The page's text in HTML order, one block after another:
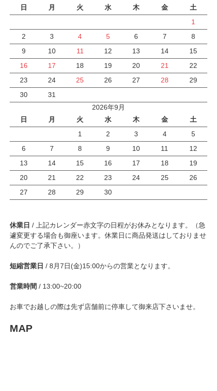
日
月 火 水 木 金
土
1
2
3 4 5 6 7
8
9
10 11 12 13 14
15
16
17 18 19 20 21
22
23
24 25 26 27 28
29
30
31
2026年9月
日
月 火 水 木 金
土
1
2 3 4
5
6
7 8 9 10 11
12
13
14 15 16 17 18
19
20
21 22 23 24 25
26
27
28 29 30
休業日 / 上記カレンダー赤文字の日程がお休みとなります。（急
遽変更する場合も御座います。休業日に商品発送はしておりませ
んのでご了承下さい。）
短縮営業日 / 8月7日(金)15:00からの営業となります。
営業時間 / 13:00~20:00
お車でお越しの際は先ず店舗前に停車して御来店下さいませ。
MAP